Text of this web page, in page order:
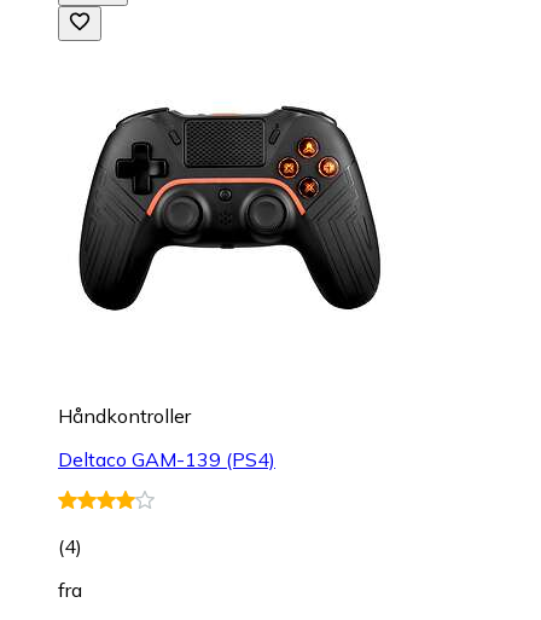
Håndkontroller
Deltaco GAM-139 (PS4)
(4)
fra